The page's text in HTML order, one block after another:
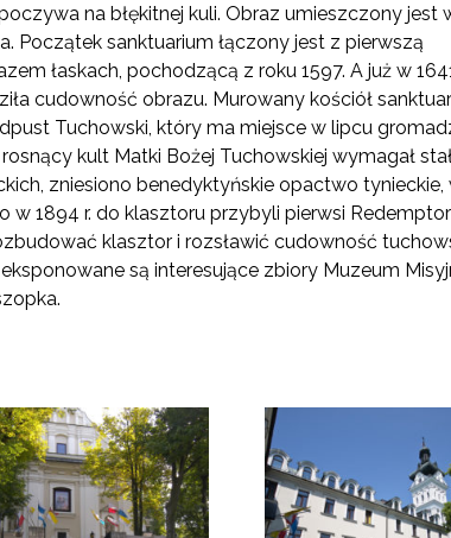
na błękitnej kuli. Obraz umieszczony jest
Początek sanktuarium łączony jest z pierwszą
łaskach, pochodzącą z roku 1597. A już w
cudowność obrazu. Murowany kościół
Tuchowski, który ma miejsce w lipcu
kult Matki Bożej Tuchowskiej wymagał
zniesiono benedyktyńskie opactwo tynieckie,
w 1894 r. do klasztoru przybyli pierwsi
klasztor i rozsławić cudowność
są interesujące zbiory Muzeum